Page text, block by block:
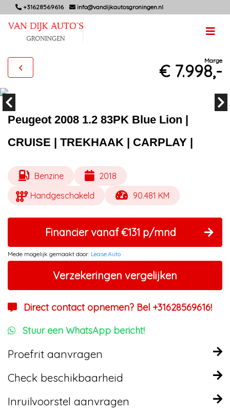
+31628569616 info@vandijkautosgroningen.nl
Marge
€ 7.998,-
Peugeot 2008 1.2 83PK Blue Lion |
CRUISE | TREKHAAK | CARPLAY |
Benzine
2018
Handgeschakeld
90.481 KM
Financier vanaf €131 p/mnd
Mede mogelijk gemaakt door: Lease.Auto
Verzekeringen vergelijken
Direct contact opnemen? Bel +31628569616!
Stuur een WhatsApp bericht!
Proefrit aanvragen
Check beschikbaarheid
Inruilvoorstel aanvragen